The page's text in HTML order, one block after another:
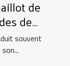
de
de
souvent